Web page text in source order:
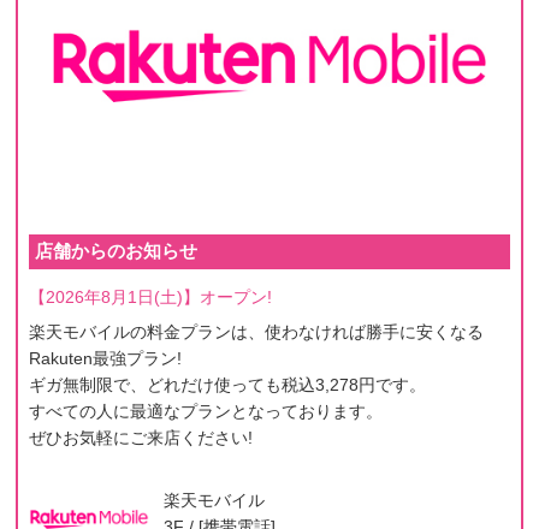
店舗からのお知らせ
【2026年8月1日(土)】オープン!
楽天モバイルの料金プランは、使わなければ勝手に安くなる
Rakuten最強プラン!
ギガ無制限で、どれだけ使っても税込3,278円です。
すべての人に最適なプランとなっております。
ぜひお気軽にご来店ください!
楽天モバイル